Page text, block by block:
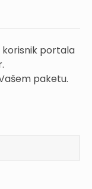
portala
paketu.